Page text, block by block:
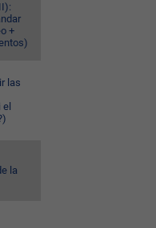
+
las
la